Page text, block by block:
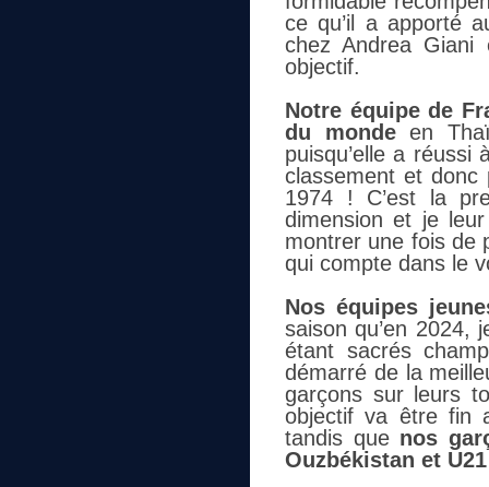
ce qu’il a apporté
chez Andrea
objectif.
Notre équipe de
du mondeen
puisqu’elle a
classement et donc
1974 ! C’est la
dimension et je
montrer une fois de
qui compte dans le
Nos équipes
saison qu’en 2024,
étant sacrés
démarré de la
garçons sur leurs
objectif va être fin
tandis que nos
Ouzbékistan et